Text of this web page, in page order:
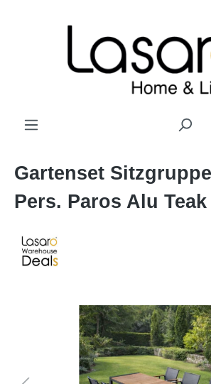
Gartenset
Pers. Paros Alu Teak
Bildergalerie überspringen